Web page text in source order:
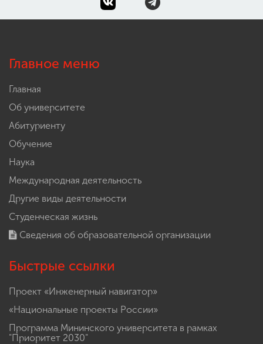
Главное меню
Главная
Об университете
Абитуриенту
Обучение
Наука
Международная деятельность
Другие виды деятельности
Студенческая жизнь
Сведения об образовательной организации
Быстрые ссылки
Проект «Инженерный навигатор»
«Национальные проекты России»
Программа Мининского университета в рамках
"Приоритет 2030"